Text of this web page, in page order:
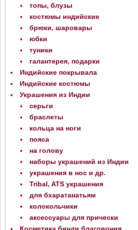
топы, блузы
костюмы индийские
брюки, шаровары
юбки
туники
галантерея, подарки
Индийские покрывала
Индийские костюмы
Украшения из Индии
серьги
браслеты
кольца на ноги
пояса
на голову
наборы украшений из Индии
украшения в нос и др.
Tribal, ATS украшения
для бхаратанатьям
колокольчики
аксессуары для прически